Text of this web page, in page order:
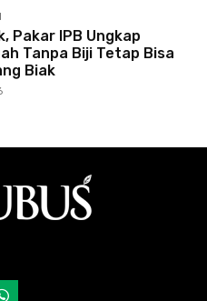
Pakar IPB Ungkap
Tanpa Biji Tetap Bisa
Biak